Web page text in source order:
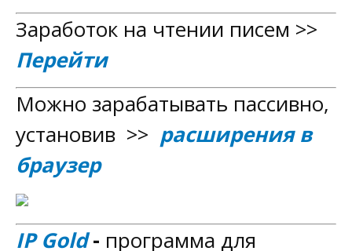
Заработок на чтении писем >>
Перейти
Можно зарабатывать пассивно,
установив >> расширения в
браузер
IP Gold- программа для